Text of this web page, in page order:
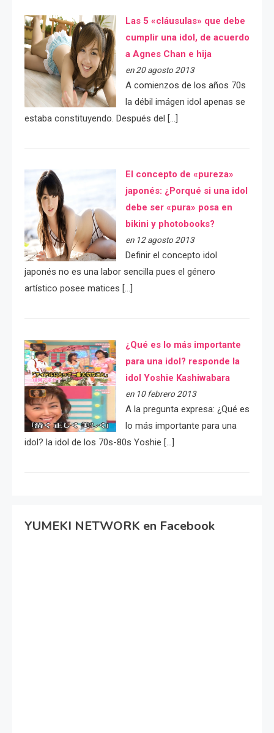
Las 5 «cláusulas» que debe
cumplir una idol, de acuerdo
a Agnes Chan e hija
en 20 agosto 2013
A comienzos de los años 70s
la débil imágen idol apenas se
estaba constituyendo. Después del […]
El concepto de «pureza»
japonés: ¿Porqué si una idol
debe ser «pura» posa en
bikini y photobooks?
en 12 agosto 2013
Definir el concepto idol
japonés no es una labor sencilla pues el género
artístico posee matices […]
¿Qué es lo más importante
para una idol? responde la
idol Yoshie Kashiwabara
en 10 febrero 2013
A la pregunta expresa: ¿Qué es
lo más importante para una
idol? la idol de los 70s-80s Yoshie […]
YUMEKI NETWORK en Facebook